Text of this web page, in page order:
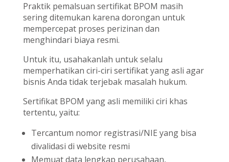
Praktik pemalsuan sertifikat BPOM masih
sering ditemukan karena dorongan untuk
mempercepat proses perizinan dan
menghindari biaya resmi.
Untuk itu, usahakanlah untuk selalu
memperhatikan ciri-ciri sertifikat yang asli agar
bisnis Anda tidak terjebak masalah hukum.
Sertifikat BPOM yang asli memiliki ciri khas
tertentu, yaitu:
Tercantum nomor registrasi/NIE yang bisa
divalidasi di website resmi
Memuat data lengkap perusahaan,